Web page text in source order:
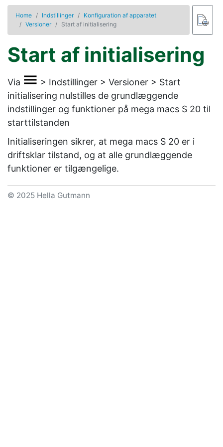
Home Indstillinger
Konfiguration af apparatet
Versioner
Start af initialisering
Start af initialisering
Via > Indstillinger > Versioner > Start
initialisering nulstilles de grundlæggende
indstillinger og funktioner på mega macs S 20 til
starttilstanden
Initialiseringen sikrer, at mega macs S 20 er i
driftsklar tilstand, og at alle grundlæggende
funktioner er tilgængelige.
© 2025 Hella Gutmann